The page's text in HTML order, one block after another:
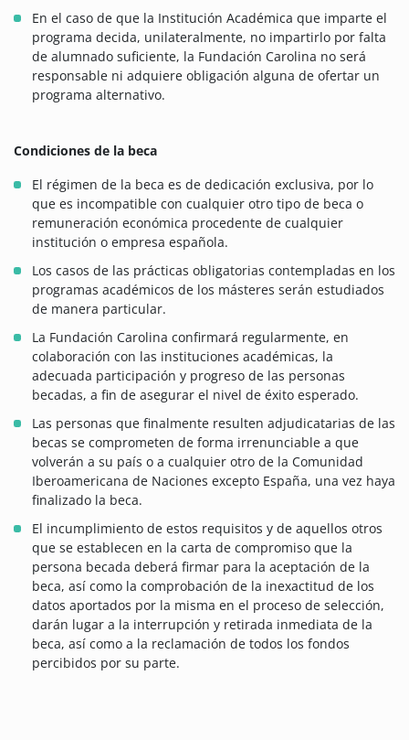
En el caso de que la Institución Académica que imparte el
programa decida, unilateralmente, no impartirlo por falta
de alumnado suficiente, la Fundación Carolina no será
responsable ni adquiere obligación alguna de ofertar un
programa alternativo.
Condiciones de la beca
El régimen de la beca es de dedicación exclusiva, por lo
que es incompatible con cualquier otro tipo de beca o
remuneración económica procedente de cualquier
institución o empresa española.
Los casos de las prácticas obligatorias contempladas en los
programas académicos de los másteres serán estudiados
de manera particular.
La Fundación Carolina confirmará regularmente, en
colaboración con las instituciones académicas, la
adecuada participación y progreso de las personas
becadas, a fin de asegurar el nivel de éxito esperado.
Las personas que finalmente resulten adjudicatarias de las
becas se comprometen de forma irrenunciable a que
volverán a su país o a cualquier otro de la Comunidad
Iberoamericana de Naciones excepto España, una vez haya
finalizado la beca.
El incumplimiento de estos requisitos y de aquellos otros
que se establecen en la carta de compromiso que la
persona becada deberá firmar para la aceptación de la
beca, así como la comprobación de la inexactitud de los
datos aportados por la misma en el proceso de selección,
darán lugar a la interrupción y retirada inmediata de la
beca, así como a la reclamación de todos los fondos
percibidos por su parte.